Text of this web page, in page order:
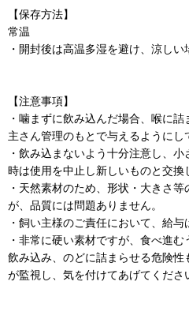
【保存方法】
常温
・開封後は高温多湿を避け、涼しい
【注意事項】
・噛まずに飲み込んだ場合、喉に
主さん管理のもとで与えるようにし
・飲み込まないよう十分注意し、
時は使用を中止し新しいものと交換
・天然素材のため、形状・大きさ
が、品質には問題ありません。
・飼い主様のご責任において、給与
・非常に硬い素材ですが、食べ進
飲み込み、のどに詰まらせる危険
が監視し、気を付けてあげてくださ